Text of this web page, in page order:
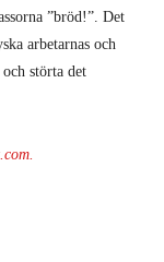
”bröd!”. Det
arbetarnas och
störta det